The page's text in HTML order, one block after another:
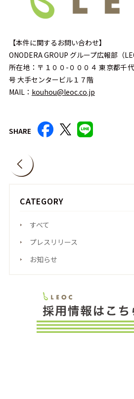
【本件に関するお問い合わせ】
ONODERA GROUP グループ広報部（
所在地：〒１００-０００４ 東京都千
号 大手センタービル１７階
MAIL： kouhou@leoc.co.jp
SHARE
CATEGORY
すべて
プレスリリース
お知らせ